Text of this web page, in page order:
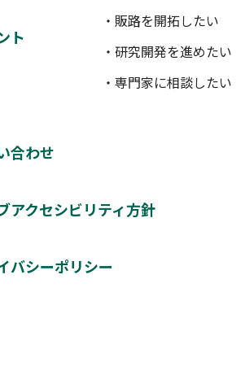
ト
・販路を開拓したい
・研究開発を進めたい
・専門家に相談したい
合わせ
アクセシビリティ方針
バシーポリシー